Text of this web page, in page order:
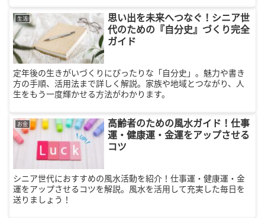
生活
思い出を未来へつなぐ！シニア世
代のための『自分史』づくり完全
ガイド
定年後の生きがいづくりにぴったりな「自分史」。魅力や書き
方の手順、活用法まで詳しく解説。家族や地域とつながり、人
生をもう一度輝かせる方法がわかります。
お金
高齢者のための風水ガイド！仕事
運・健康運・金運をアップさせる
コツ
シニア世代におすすめの風水活動を紹介！仕事運・健康運・金
運をアップさせるコツを解説。風水を活用して充実した毎日を
送りましょう！